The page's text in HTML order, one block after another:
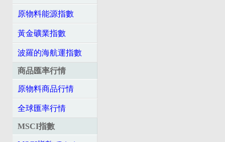
原物料能源指數
黃金礦業指數
波羅的海航運指數
商品匯率行情
原物料商品行情
全球匯率行情
MSCI指數